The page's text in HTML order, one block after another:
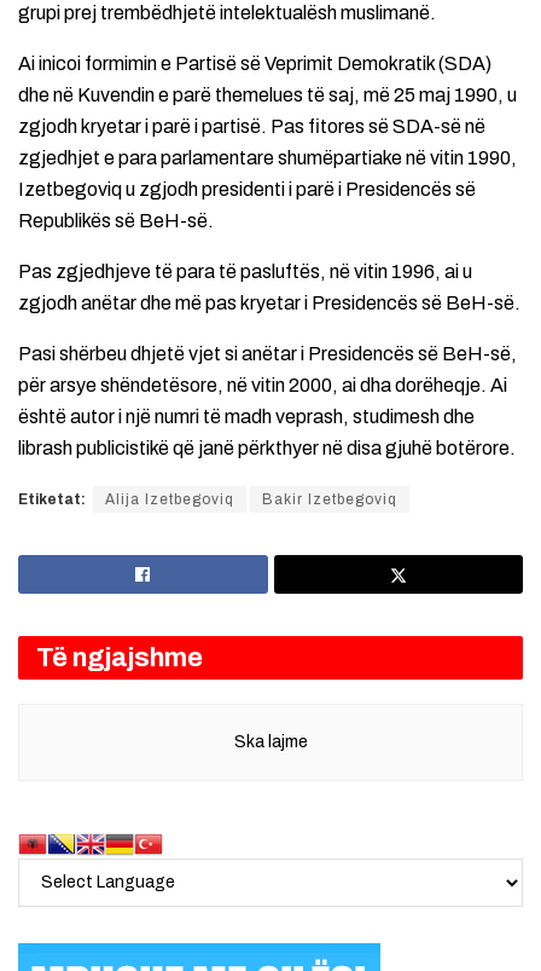
grupi prej trembëdhjetë intelektualësh muslimanë.
Ai inicoi formimin e Partisë së Veprimit Demokratik (SDA)
dhe në Kuvendin e parë themelues të saj, më 25 maj 1990, u
zgjodh kryetar i parë i partisë. Pas fitores së SDA-së në
zgjedhjet e para parlamentare shumëpartiake në vitin 1990,
Izetbegoviq u zgjodh presidenti i parë i Presidencës së
Republikës së BeH-së.
Pas zgjedhjeve të para të pasluftës, në vitin 1996, ai u
zgjodh anëtar dhe më pas kryetar i Presidencës së BeH-së.
Pasi shërbeu dhjetë vjet si anëtar i Presidencës së BeH-së,
për arsye shëndetësore, në vitin 2000, ai dha dorëheqje. Ai
është autor i një numri të madh veprash, studimesh dhe
librash publicistikë që janë përkthyer në disa gjuhë botërore.
Etiketat: Alija Izetbegoviq Bakir Izetbegoviq
Të ngjajshme
Ska lajme